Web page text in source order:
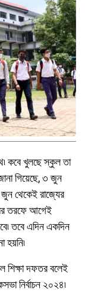
কবে খুলছে স্কুল তা
গিয়েছে, ৩ জুন
থেকেই রাজ্যের
তরফে আগেই
তবে এদিন একদিন
হয়নি৷
শিক্ষা দফতর বলেই
নির্বাচন ২০২৪৷